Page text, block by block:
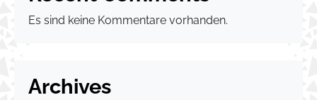
Es sind keine Kommentare vorhanden.
Archives